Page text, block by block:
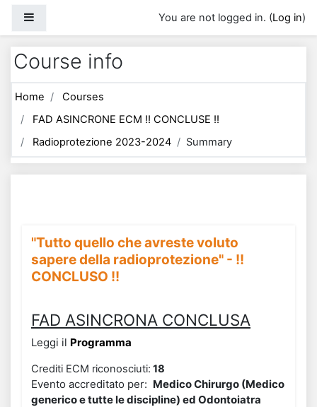
You are not logged in. (Log in)
Course info
Home
Courses
FAD ASINCRONE ECM !! CONCLUSE !!
Radioprotezione 2023-2024
Summary
"Tutto quello che avreste voluto
sapere della radioprotezione" - !!
CONCLUSO !!
FAD ASINCRONA CONCLUSA
Leggi il Programma
Crediti ECM riconosciuti: 18
Evento accreditato per: Medico Chirurgo (Medico
generico e tutte le discipline) ed Odontoiatra